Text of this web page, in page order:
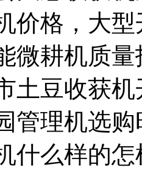
价格，大
微耕机质
土豆收获
管理机选
什么样的